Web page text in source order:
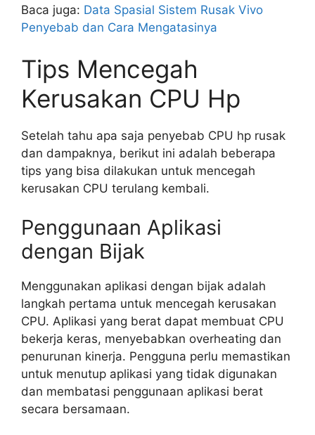
Baca juga: Data Spasial Sistem Rusak Vivo
Penyebab dan Cara Mengatasinya
Tips Mencegah
Kerusakan CPU Hp
Setelah tahu apa saja penyebab CPU hp rusak
dan dampaknya, berikut ini adalah beberapa
tips yang bisa dilakukan untuk mencegah
kerusakan CPU terulang kembali.
Penggunaan Aplikasi
dengan Bijak
Menggunakan aplikasi dengan bijak adalah
langkah pertama untuk mencegah kerusakan
CPU. Aplikasi yang berat dapat membuat CPU
bekerja keras, menyebabkan overheating dan
penurunan kinerja. Pengguna perlu memastikan
untuk menutup aplikasi yang tidak digunakan
dan membatasi penggunaan aplikasi berat
secara bersamaan.